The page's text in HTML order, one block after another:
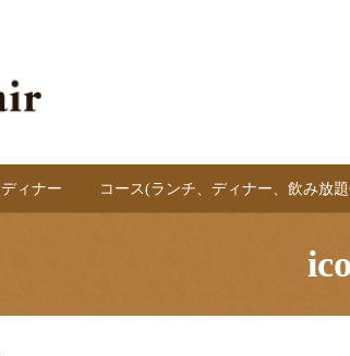
ディナー コース(ランチ、ディナー、飲み放題